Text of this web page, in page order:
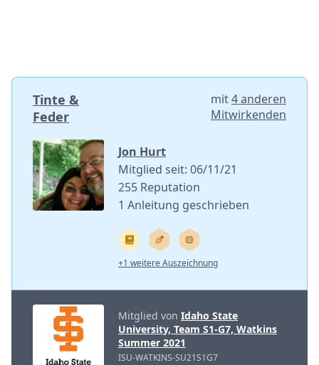
Tinte &
Feder
mit4 anderen
Mitwirkenden
Jon Hurt
Mitglied seit: 06/11/21
255 Reputation
1 Anleitung geschrieben
+1 weitere Auszeichnung
Mitglied von Idaho State
University, Team S1-G7, Watkins
Summer 2021
ISU-WATKINS-SU21S1G7